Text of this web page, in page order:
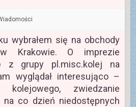
wybrałem się na obchody
Krakowie. O imprezie
z grupy pl.misc.kolej na
wyglądał interesująco –
zwiedzanie
na co dzień niedostępnych